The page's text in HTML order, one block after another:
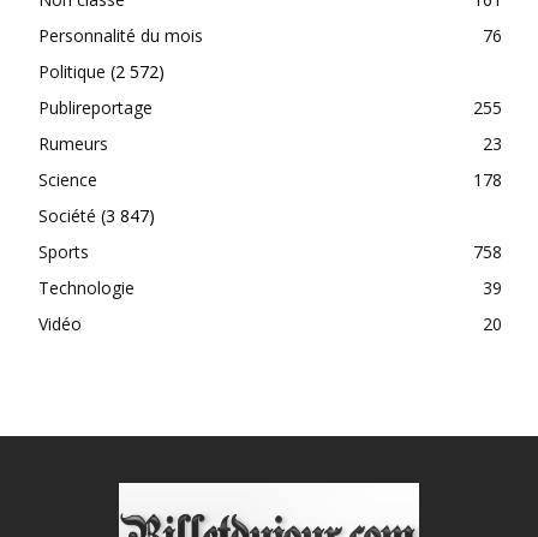
Personnalité du mois
76
Politique (2 572)
Publireportage
255
Rumeurs
23
Science
178
Société (3 847)
Sports
758
Technologie
39
Vidéo
20